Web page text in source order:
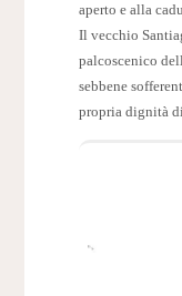
aperto e alla
Il vecchio
palcoscenico
sebbene
propria dignità